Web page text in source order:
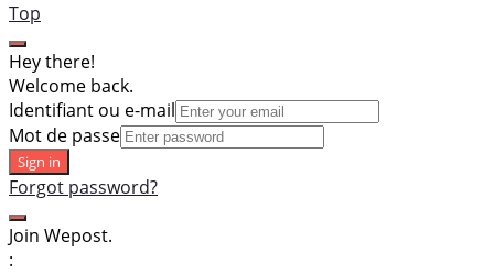
Top
Hey there!
Welcome back.
Identifiant ou e-mail
Mot de passe
Sign in
Forgot password?
Join Wepost.
: